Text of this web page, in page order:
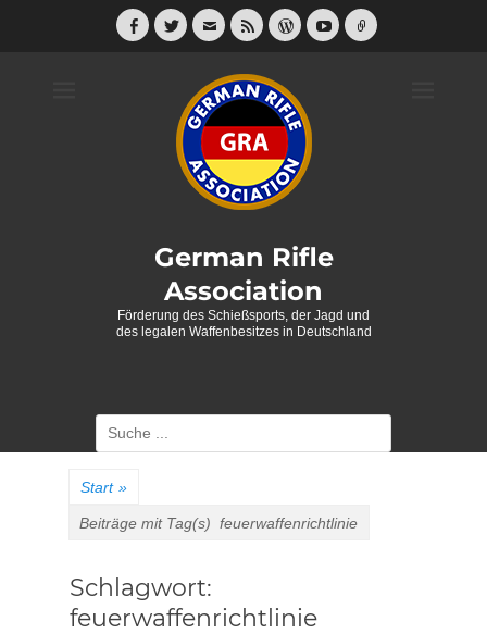
Facebook
Twitter
E-
Feed WordPress
YouTube
Link
German Rifle
Association
Förderung des Schießsports, der Jagd und
des legalen Waffenbesitzes in Deutschland
Suche
nach:
Start »
Beiträge mit Tag(s) feuerwaffenrichtlinie
Schlagwort:
feuerwaffenrichtlinie